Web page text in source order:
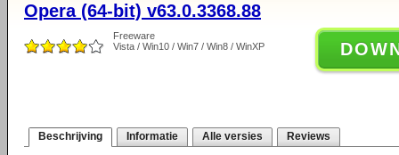
Opera (64-bit) v63.0.3368.88
Freeware
Vista / Win10 / Win7 / Win8 / WinXP
Beschrijving Informatie Alle versies Reviews